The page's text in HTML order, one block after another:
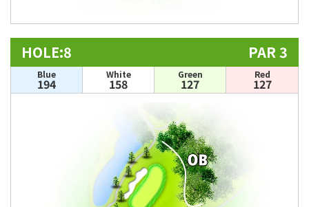
HOLE:8 PAR 3
Blue
194
White
158
Green
127
Red
127